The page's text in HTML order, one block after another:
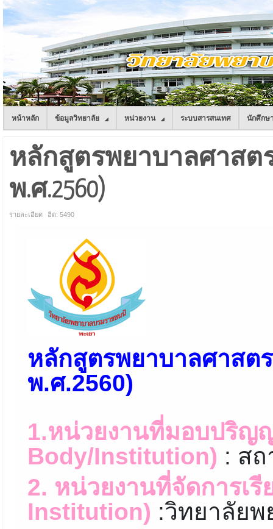
หน้าหลัก ข้อมูลวิทยาลัย หน่วยงาน ระบบสารสนเทศ นักศึกษ
หลักสูตรพยาบาลศาส
พ.ศ.2560)
รายละเอียด ฮิต: 5490
หลักสูตรพยาบาลศาส
พ.ศ.2560)
1.หน่วยงานที่มอบปริญ
Body/Institution) : ส
2. หน่วยงานที่จัดการเ
Institution) :วิทยาลัย